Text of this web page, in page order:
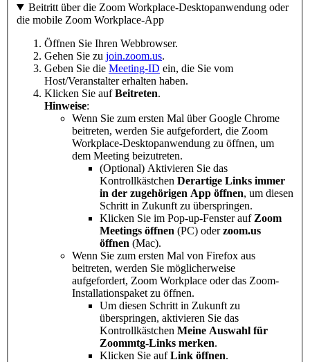
Beitritt über die Zoom Workplace-Desktopanwendung oder
die mobile Zoom Workplace-App
Öffnen Sie Ihren Webbrowser.
Gehen Sie zu join.zoom.us.
Geben Sie die Meeting-ID ein, die Sie vom
Host/Veranstalter erhalten haben.
Klicken Sie aufBeitreten.
Hinweise:
Wenn Sie zum ersten Mal über Google Chrome
beitreten, werden Sie aufgefordert, die Zoom
Workplace-Desktopanwendung zu öffnen, um
dem Meeting beizutreten.
(Optional) Aktivieren Sie das
Kontrollkästchen Derartige Links immer
in der zugehörigen App öffnen, um diesen
Schritt in Zukunft zu überspringen.
Klicken Sie im Pop-up-Fenster auf Zoom
Meetings öffnen (PC) oderzoom.us
öffnen (Mac).
Wenn Sie zum ersten Mal von Firefox aus
beitreten, werden Sie möglicherweise
aufgefordert, Zoom Workplace oder das Zoom-
Installationspaket zu öffnen.
Um diesen Schritt in Zukunft zu
überspringen, aktivieren Sie das
Kontrollkästchen Meine Auswahl für
Zoommtg-Links merken.
Klicken Sie aufLink öffnen.